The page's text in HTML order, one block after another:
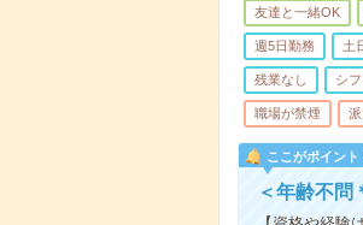
友達と一緒OK
週5日勤務 土
残業なし シフ
職場が禁煙
ここがポイント
＜年齢不問